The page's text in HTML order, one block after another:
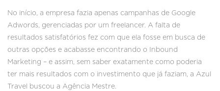
No início, a empresa fazia apenas campanhas de Google
Adwords, gerenciadas por um freelancer. A falta de
resultados satisfatórios fez com que ela fosse em busca de
outras opções e acabasse encontrando o Inbound
Marketing – e assim, sem saber exatamente como poderia
ter mais resultados com o investimento que já faziam, a Azul
Travel buscou a Agência Mestre.